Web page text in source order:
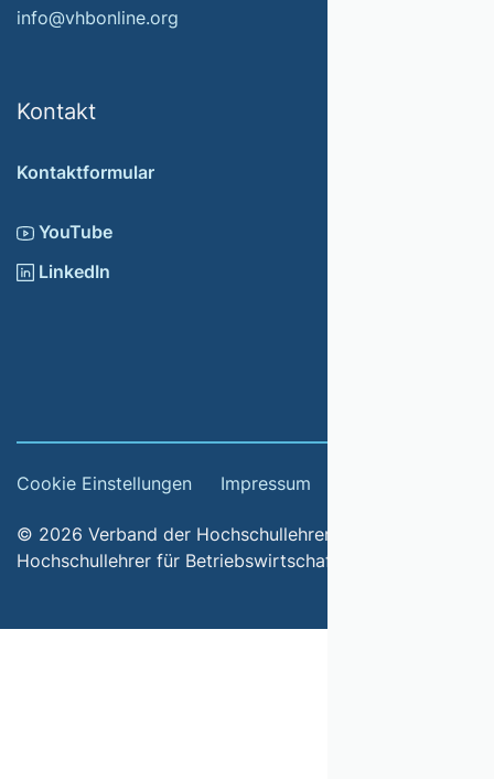
info@vhbonline.org
Kontakt
Kontaktformular
YouTube
LinkedIn
Cookie Einstellungen Impressum
© 2026 Verband der Hochschullehrerinnen und
Hochschullehrer für Betriebswirtschaft e.V.